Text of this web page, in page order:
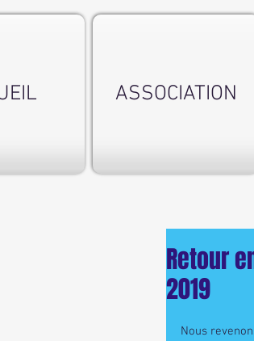
ASSOCIATION
Retour
2019
Nous